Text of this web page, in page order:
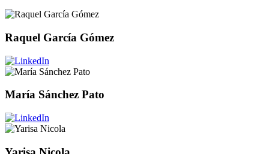
Raquel García Gómez
María Sánchez Pato